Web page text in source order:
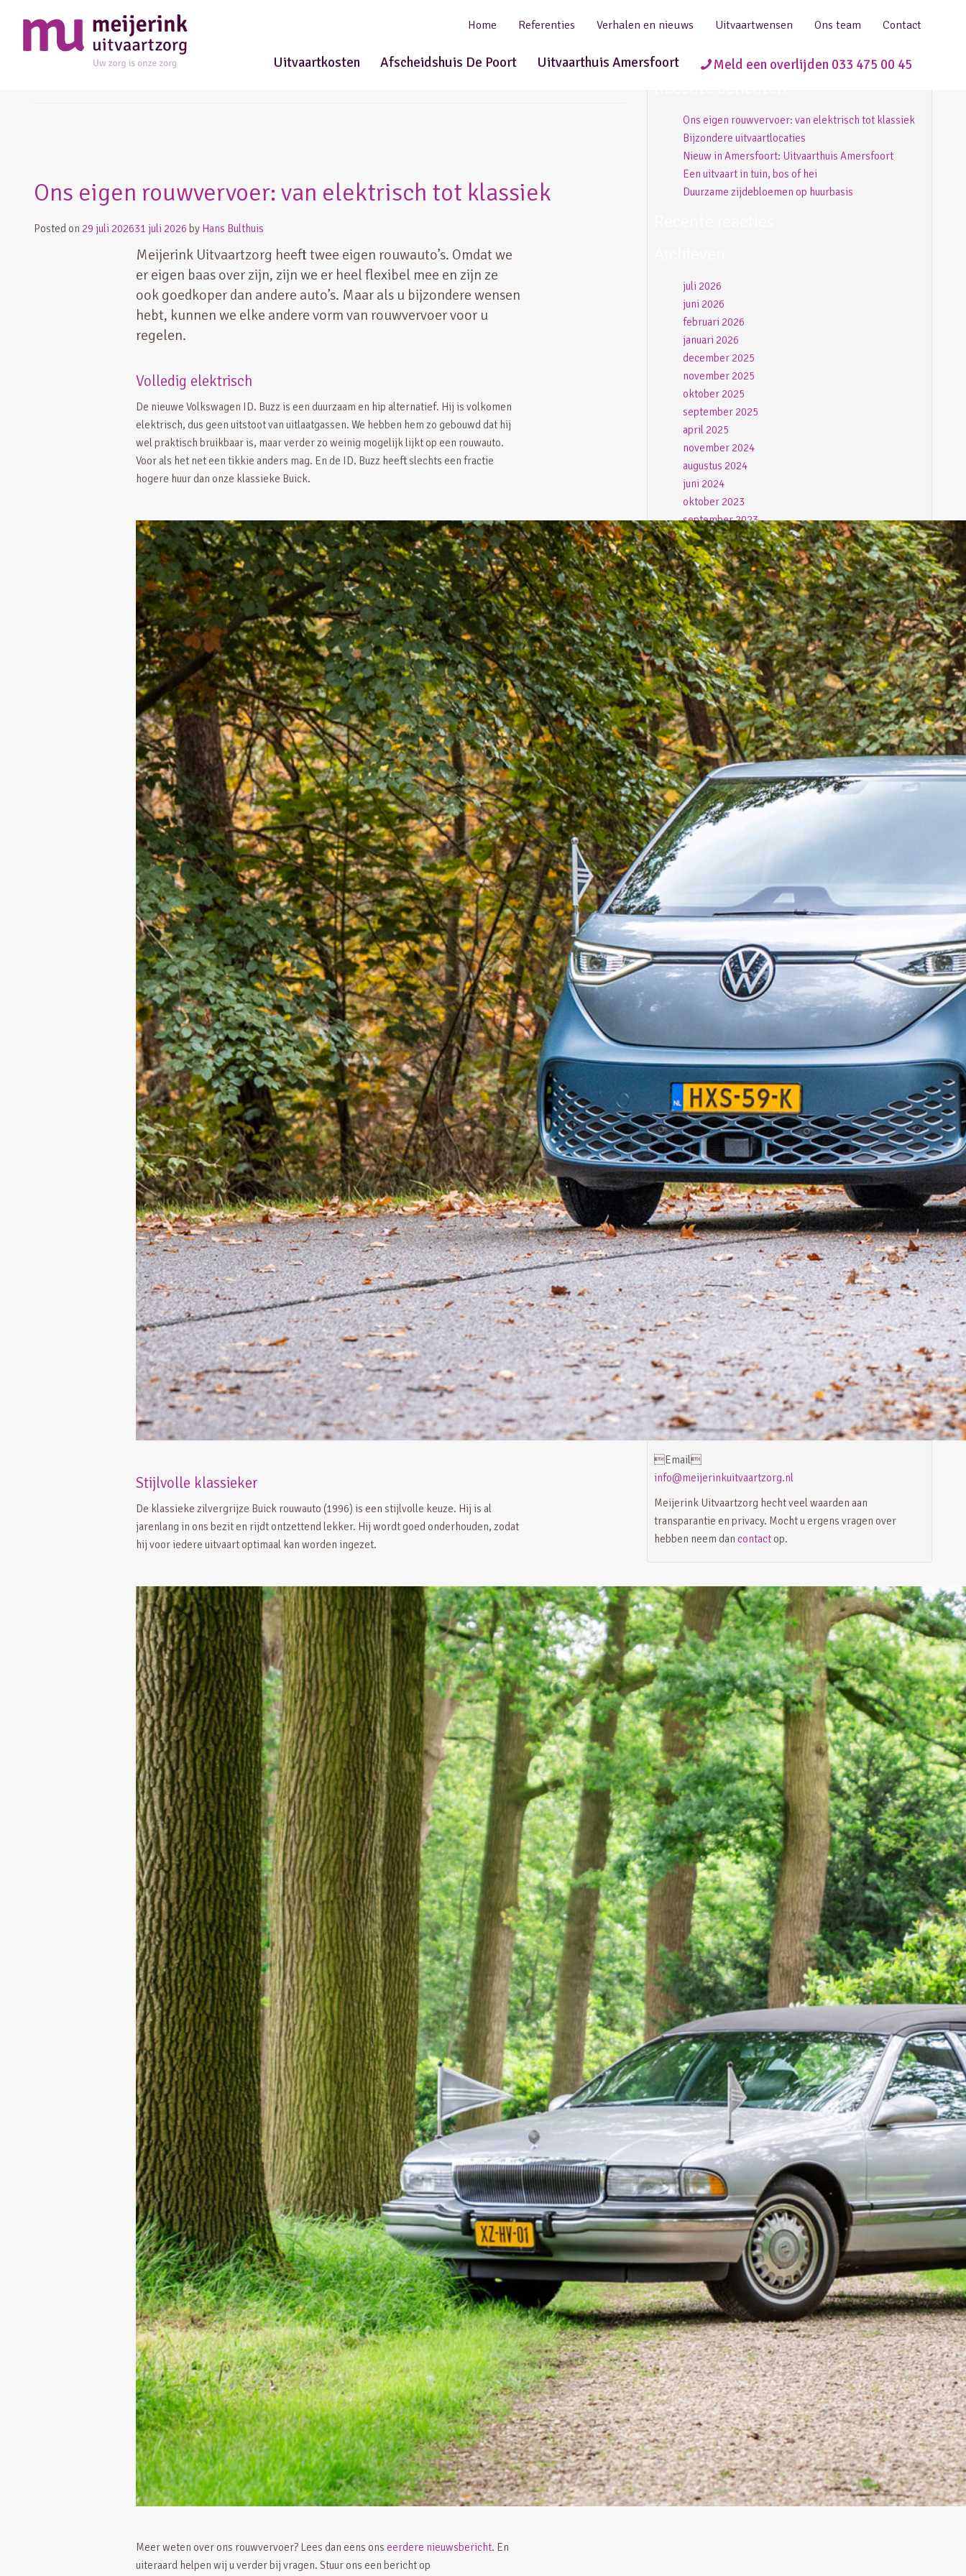
Home Referenties Verhalen en nieuws Uitvaartwensen Ons team Contact
Uitvaartkosten Afscheidshuis De Poort Uitvaarthuis Amersfoort Meld een overlijden 033 475 00 45
Ons eigen rouwvervoer: van elektrisch tot klassiek
Posted on 29 juli 202631 juli 2026 by Hans Bulthuis
Meijerink Uitvaartzorg heeft twee eigen rouwauto’s. Omdat we
er eigen baas over zijn, zijn we er heel flexibel mee en zijn ze
ook goedkoper dan andere auto’s. Maar als u bijzondere wensen
hebt, kunnen we elke andere vorm van rouwvervoer voor u
regelen.
Volledig elektrisch
De nieuwe Volkswagen ID. Buzz is een duurzaam en hip alternatief. Hij is volkomen
elektrisch, dus geen uitstoot van uitlaatgassen. We hebben hem zo gebouwd dat hij
wel praktisch bruikbaar is, maar verder zo weinig mogelijk lijkt op een rouwauto.
Voor als het net een tikkie anders mag. En de ID. Buzz heeft slechts een fractie
hogere huur dan onze klassieke Buick.
Stijlvolle klassieker
De klassieke zilvergrijze Buick rouwauto (1996) is een stijlvolle keuze. Hij is al
jarenlang in ons bezit en rijdt ontzettend lekker. Hij wordt goed onderhouden, zodat
hij voor iedere uitvaart optimaal kan worden ingezet.
Meer weten over ons rouwvervoer? Lees dan eens onseerdere nieuwsbericht. En
uiteraard helpen wij u verder bij vragen. Stuur ons een bericht op
Ons eigen rouwvervoer: van elektrisch tot klassiek
Bijzondere uitvaartlocaties
Nieuw in Amersfoort: Uitvaarthuis Amersfoort
Een uitvaart in tuin, bos of hei
Duurzame zijdebloemen op huurbasis
juli 2026
juni 2026
februari 2026
januari 2026
december 2025
november 2025
oktober 2025
september 2025
april 2025
november 2024
augustus 2024
juni 2024
oktober 2023
september 2023
juli 2023
juni 2023
mei 2023
april 2023
maart 2023
februari 2023
februari 2022
juni 2020
mei 2020
april 2019
november 2018
juli 2018
mei 2018
april 2018
januari 2018
november 2017
juli 2017
juni 2017
november 2016
september 2016
augustus 2016
juni 2016
december 2015
november 2015
oktober 2015
september 2015
juli 2015
mei 2015
april 2015
maart 2015
januari 2015
Categorieën
Nieuws
Vraag en antwoord
Meta
Login
Vermeldingen feed
Reacties feed
WordPress.org
Contact
Email
info@meijerinkuitvaartzorg.nl
Meijerink Uitvaartzorg hecht veel waarden aan
transparantie en privacy. Mocht u ergens vragen over
hebben neem dancontact op.